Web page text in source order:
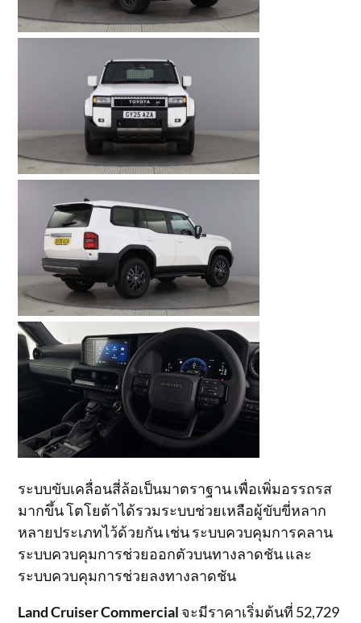
ระบบขับเคลื่อนสี่ล้อเป็นมาตราฐาน เพื่อเพิ่มอรรถรส
มากขึ้น โตโยต้าได้รวมระบบช่วยเหลือผู้ขับขี่หลาก
หลายประเภทไว้ด้วยกัน เช่น ระบบควบคุมการคลาน
ระบบควบคุมการช่วยออกตัวบนทางลาดชัน และ
ระบบควบคุมการช่วยลงทางลาดชัน
Land Cruiser Commercial จะมีราคาเริ่มต้นที่ 52,729